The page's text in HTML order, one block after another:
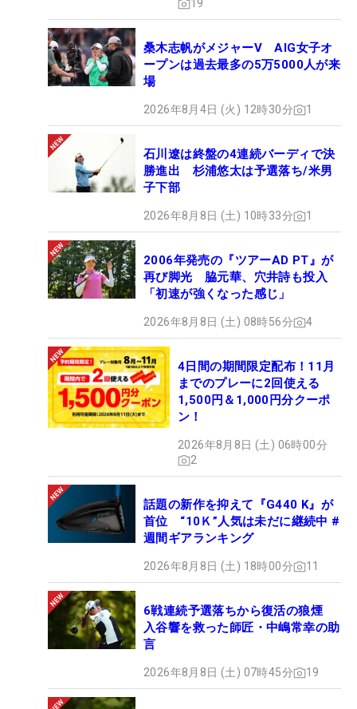
19
桑木志帆がメジャーV AIG女子オ
ープンは過去最多の5万5000人が来
場
2026年8月4日 (火) 12時30分 1
石川遼は終盤の4連続バーディで決
勝進出 杉浦悠太は予選落ち/米男
子下部
2026年8月8日 (土) 10時33分 1
2006年発売の『ツアーAD PT』が
再び脚光 脇元華、穴井詩も投入
「初速が強くなった感じ」
2026年8月8日 (土) 08時56分 4
4日間の期間限定配布！11月
までのプレーに2回使える
1,500円＆1,000円分クーポ
ン！
2026年8月8日 (土) 06時00分
2
話題の新作を抑えて『G440 K』が
首位 “10Ｋ”人気は未だに継続中 #
週間ギアランキング
2026年8月8日 (土) 18時00分 11
6戦連続予選落ちから復活の狼煙
入谷響を救った師匠・中嶋常幸の助
言
2026年8月8日 (土) 07時45分 19